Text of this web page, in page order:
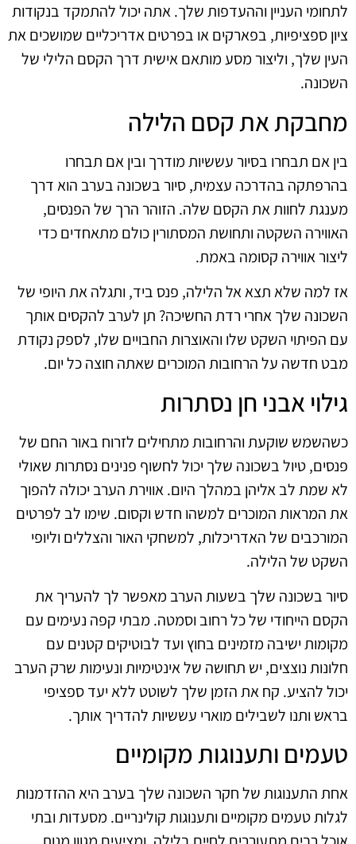
לתחומי העניין וההעדפות שלך. אתה יכול להתמקד בנקודות
ציון ספציפיות, בפארקים או בפרטים אדריכליים שמושכים את
העין שלך, וליצור מסע מותאם אישית דרך הקסם הלילי של
השכונה.
מחבקת את קסם הלילה
בין אם תבחרו בסיור עששיות מודרך ובין אם תבחרו
בהרפתקה בהדרכה עצמית, סיור בשכונה בערב הוא דרך
מענגת לחוות את הקסם שלה. הזוהר הרך של הפנסים,
האווירה השקטה ותחושת המסתורין כולם מתאחדים כדי
ליצור אווירה קסומה באמת.
אז למה שלא תצא אל הלילה, פנס ביד, ותגלה את היופי של
השכונה שלך אחרי רדת החשיכה? תן לערב להקסים אותך
עם הפיתוי השקט שלו והאוצרות החבויים שלו, לספק נקודת
מבט חדשה על הרחובות המוכרים שאתה חוצה כל יום.
גילוי אבני חן נסתרות
כשהשמש שוקעת והרחובות מתחילים לזרוח באור החם של
פנסים, טיול בשכונה שלך יכול לחשוף פנינים נסתרות שאולי
לא שמת לב אליהן במהלך היום. אווירת הערב יכולה להפוך
את המראות המוכרים למשהו חדש וקסום. שימו לב לפרטים
המורכבים של האדריכלות, למשחקי האור והצללים וליופי
השקט של הלילה.
סיור בשכונה שלך בשעות הערב מאפשר לך להעריך את
הקסם הייחודי של כל רחוב וסמטה. מבתי קפה נעימים עם
מקומות ישיבה מזמינים בחוץ ועד לבוטיקים קטנים עם
חלונות נוצצים, יש תחושה של אינטימיות ונעימות שרק הערב
יכול להציע. קח את הזמן שלך לשוטט ללא יעד ספציפי
בראש ותנו לשבילים מוארי עששיות להדריך אותך.
טעמים ותענוגות מקומיים
אחת התענוגות של חקר השכונה שלך בערב היא ההזדמנות
לגלות טעמים מקומיים ותענוגות קולינריים. מסעדות ובתי